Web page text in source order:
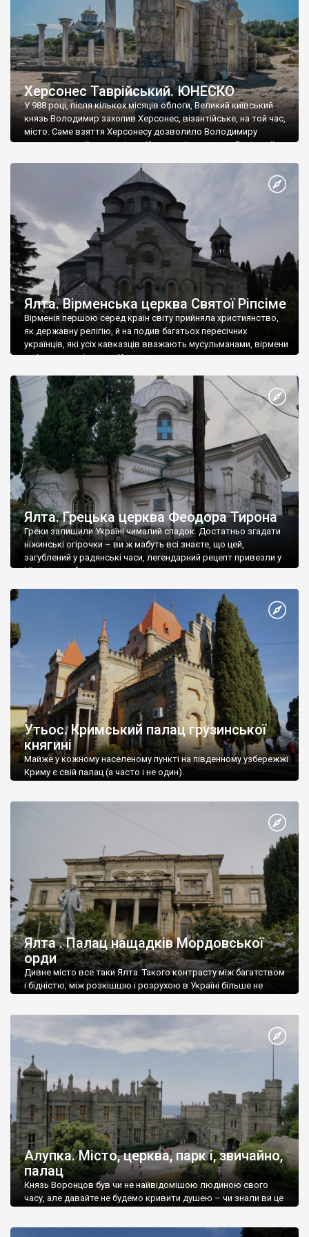
Херсонес Таврійський. ЮНЕСКО
У 988 році, після кількох місяців облоги, Великий київський
князь Володимир захопив Херсонес, візантійське, на той час,
місто. Саме взяття Херсонесу дозволило Володимиру
диктувати свої умови візантійському імператору Василю ІІ, та
Херсонесі Володимир-язичник, став Василем-християнином.
А потім було Хрещення Русі. На честь Херсонесу Таврійського
Ялта. Вірменська церква Святої Ріпсіме
Вірменія першою серед країн світу прийняла християнство,
як державну релігію, й на подив багатьох пересічних
українців, які усіх кавказців вважають мусульманами, вірмени
є відданими вірянами Христа
Ялта. Грецька церква Феодора Тирона
Греки залишили Україні чималий спадок. Достатньо згадати
ніжинські огірочки – ви ж мабуть всі знаєте, що цей,
загублений у радянські часи, легендарний рецепт привезли у
Ніжин греки?
Утьос. Кримський палац грузинської
княгині
Майже у кожному населеному пункті на південному узбережжі
Криму є свій палац (а часто і не один).
Ялта . Палац нащадків Мордовської
орди
Дивне місто все таки Ялта. Такого контрасту між багатством
і бідністю, між розкішшю і розрухою в Україні більше не
Алупка. Місто, церква, парк і, звичайно,
палац
Князь Воронцов був чи не найвідомішою людиною свого
часу, але давайте не будемо кривити душею – чи знали ви це